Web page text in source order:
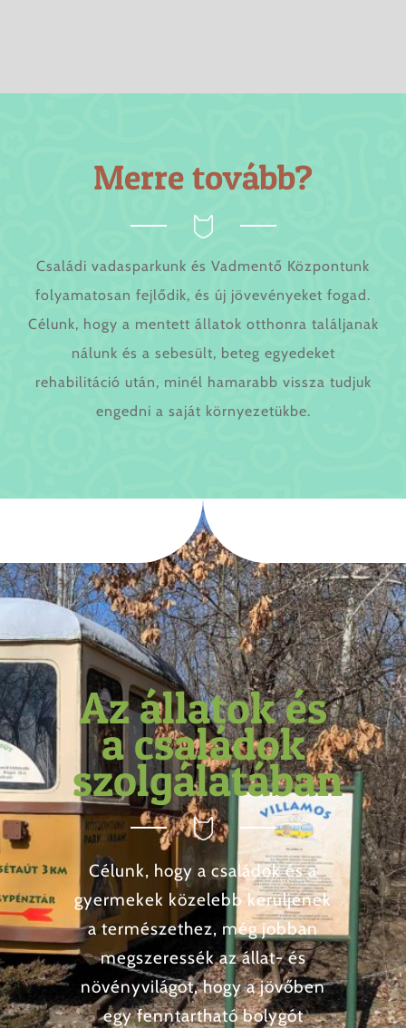
Merretovább?
Családi vadasparkunk és Vadmentő Központunk
folyamatosan fejlődik, és új jövevényeket fogad.
Célunk, hogy a mentett állatok otthonra találjanak
nálunk és a sebesült, beteg egyedeket
rehabilitáció után, minél hamarabb vissza tudjuk
engedni a saját környezetükbe.
Az állatok és
a családok
szolgálatában
Célunk, hogy a családok és a
gyermekek közelebb kerüljenek
a természethez, még jobban
megszeressék az állat- és
növényvilágot, hogy a jövőben
egy fenntartható bolygót